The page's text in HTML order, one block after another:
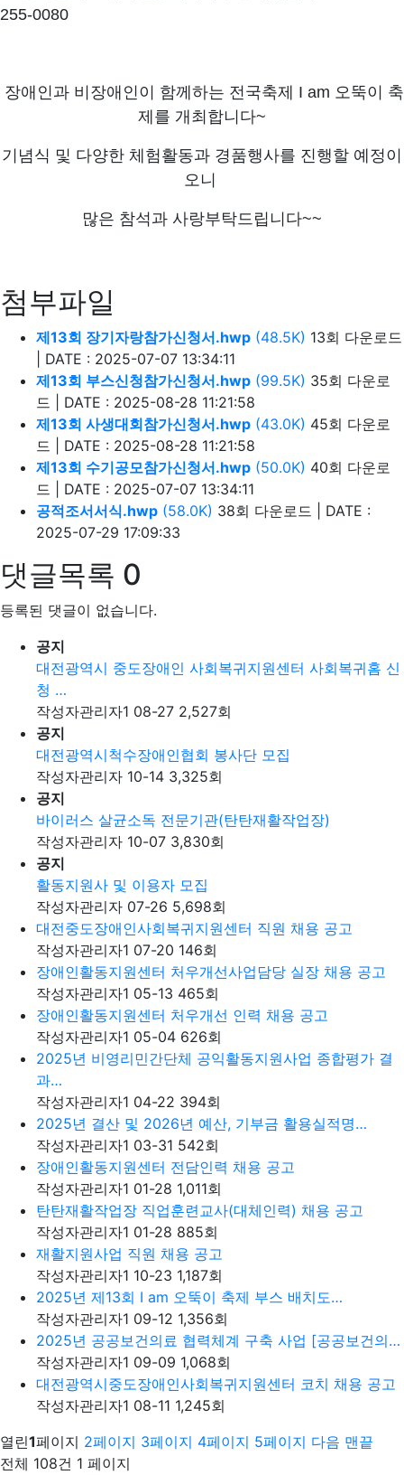
255-0080
장애인과 비장애인이 함께하는 전국축제 I am 오뚝이 축
제를 개최합니다~
기념식 및 다양한 체험활동과 경품행사를 진행할 예정이
오니
많은 참석과 사랑부탁드립니다~~
첨부파일
제13회 장기자랑참가신청서.hwp (48.5K) 13회 다운로드
DATE : 2025-07-07 13:34:11
제13회 부스신청참가신청서.hwp (99.5K) 35회 다운로
드
DATE : 2025-08-28 11:21:58
제13회 사생대회참가신청서.hwp (43.0K) 45회 다운로
드
DATE : 2025-08-28 11:21:58
제13회 수기공모참가신청서.hwp (50.0K) 40회 다운로
드
DATE : 2025-07-07 13:34:11
공적조서서식.hwp (58.0K) 38회 다운로드
DATE :
2025-07-29 17:09:33
댓글목록 0
등록된 댓글이 없습니다.
공지
대전광역시 중도장애인 사회복귀지원센터 사회복귀홈 신
청 …
작성자관리자1 08-27 2,527회
공지
대전광역시척수장애인협회 봉사단 모집
작성자관리자 10-14 3,325회
공지
바이러스 살균소독 전문기관(탄탄재활작업장)
작성자관리자 10-07 3,830회
공지
활동지원사 및 이용자 모집
작성자관리자 07-26 5,698회
대전중도장애인사회복귀지원센터 직원 채용 공고
작성자관리자1 07-20 146회
장애인활동지원센터 처우개선사업담당 실장 채용 공고
작성자관리자1 05-13 465회
장애인활동지원센터 처우개선 인력 채용 공고
작성자관리자1 05-04 626회
2025년 비영리민간단체 공익활동지원사업 종합평가 결
과…
작성자관리자1 04-22 394회
2025년 결산 및 2026년 예산, 기부금 활용실적명…
작성자관리자1 03-31 542회
장애인활동지원센터 전담인력 채용 공고
작성자관리자1 01-28 1,011회
탄탄재활작업장 직업훈련교사(대체인력) 채용 공고
작성자관리자1 01-28 885회
재활지원사업 직원 채용 공고
작성자관리자1 10-23 1,187회
2025년 제13회 I am 오뚝이 축제 부스 배치도…
작성자관리자1 09-12 1,356회
2025년 공공보건의료 협력체계 구축 사업 [공공보건의…
작성자관리자1 09-09 1,068회
대전광역시중도장애인사회복귀지원센터 코치 채용 공고
작성자관리자1 08-11 1,245회
열린1페이지 2페이지 3페이지 4페이지 5페이지 다음 맨끝
전체 108건 1 페이지